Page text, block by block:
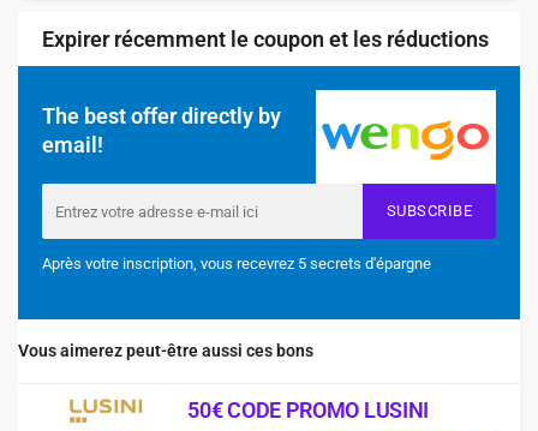
Expirer récemment le coupon et les réductions
The best offer directly by
email!
SUBSCRIBE
Après votre inscription, vous recevrez 5 secrets d'épargne
Vous aimerez peut-être aussi ces bons
50€ CODE PROMO LUSINI